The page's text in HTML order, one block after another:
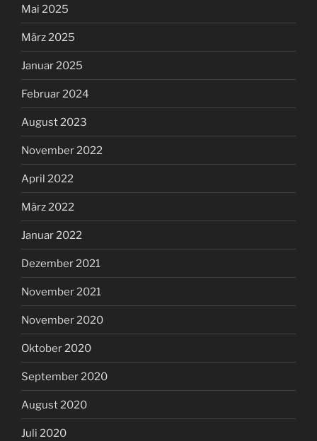
Mai 2025
März 2025
Januar 2025
Februar 2024
August 2023
November 2022
April 2022
März 2022
Januar 2022
Dezember 2021
November 2021
November 2020
Oktober 2020
September 2020
August 2020
Juli 2020